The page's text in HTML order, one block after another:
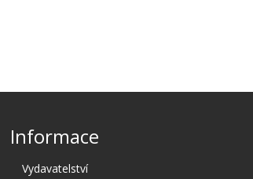
Informace
Vydavatelství